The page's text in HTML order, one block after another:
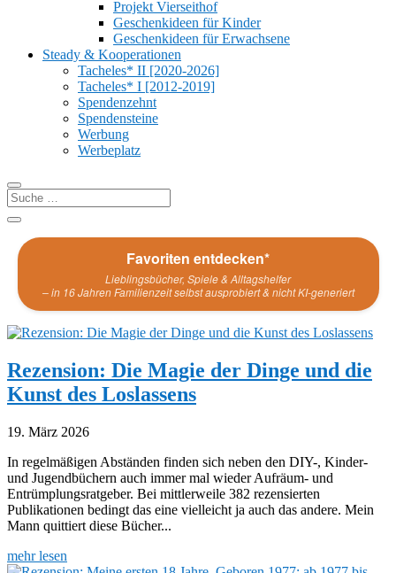
Projekt Vierseithof
Geschenkideen für Kinder
Geschenkideen für Erwachsene
Steady & Kooperationen
Tacheles* II [2020-2026]
Tacheles* I [2012-2019]
Spendenzehnt
Spendensteine
Werbung
Werbeplatz
Favoriten entdecken*
Lieblingsbücher, Spiele & Alltagshelfer
– in 16 Jahren Familienzeit selbst ausprobiert & nicht KI-generiert
Rezension: Die Magie der Dinge und die
Kunst des Loslassens
19. März 2026
In regelmäßigen Abständen finden sich neben den DIY-, Kinder-
und Jugendbüchern auch immer mal wieder Aufräum- und
Entrümplungsratgeber. Bei mittlerweile 382 rezensierten
Publikationen bedingt das eine vielleicht ja auch das andere. Mein
Mann quittiert diese Bücher...
mehr lesen